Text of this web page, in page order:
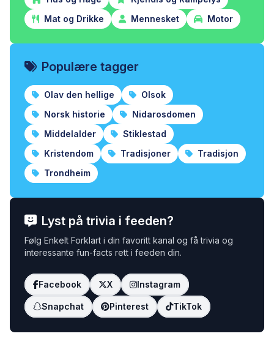
Mat og Drikke
Mennesket Motor
Populære tagger
Olav den hellige
Olsok
Norsk historie
Nidarosdomen
Middelalder
Stiklestad
Kristendom
Tradisjoner
Tradisjon
Trondheim
Lyst på trivia i feeden?
Følg Enkelt Forklart i din favoritt kanal og få trivia og
interessante fun-facts rett i feeden din.
Facebook X Instagram
Snapchat Pinterest TikTok